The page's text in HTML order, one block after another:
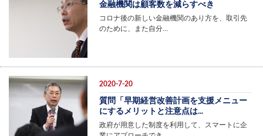
金融機関は顧客数を減らすべき
コロナ後の新しい金融機関のあり方を、取引先
のために、また自分…
2020-7-20
質問「早期経営改善計画を支援メニュー
にするメリットと注意点は...
政府が用意した制度を利用して、スマートに企